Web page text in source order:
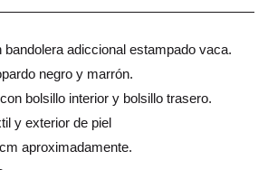
bandolera adiccional estampado vaca.
negro y marrón.
bolsillo interior y bolsillo trasero.
y exterior de piel
aproximadamente.